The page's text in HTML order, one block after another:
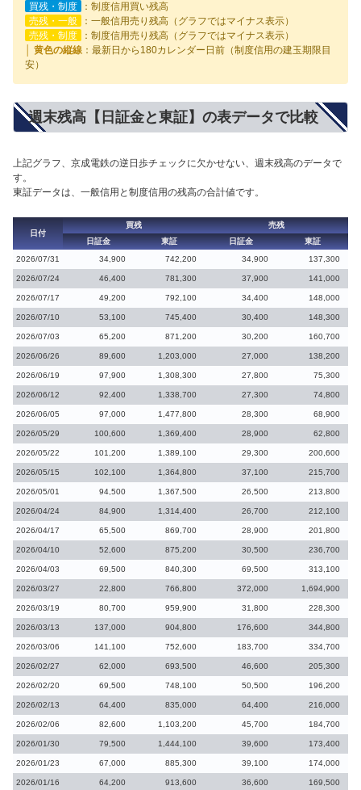
買残・制度
：制度信用買い残高
売残・一般
：一般信用売り残高（グラフではマイナス表示）
売残・制度
：制度信用売り残高（グラフではマイナス表示）
│ 黄色の縦線 ：最新日から180カレンダー日前（制度信用の建玉期限目
安）
週末残高【日証金と東証】の表データで比較
上記グラフ、京成電鉄の逆日歩チェックに欠かせない、週末残高のデータで
す。
東証データは、一般信用と制度信用の残高の合計値です。
日付
買残
売残
日証金
東証 日証金
東証
2026/07/31
34,900 742,200 34,900 137,300
2026/07/24 46,400 781,300 37,900 141,000
2026/07/17 49,200 792,100 34,400 148,000
2026/07/10 53,100 745,400 30,400 148,300
2026/07/03 65,200 871,200 30,200 160,700
2026/06/26 89,600 1,203,000 27,000 138,200
2026/06/19 97,900 1,308,300 27,800 75,300
2026/06/12 92,400 1,338,700 27,300 74,800
2026/06/05 97,000 1,477,800 28,300 68,900
2026/05/29 100,600 1,369,400 28,900 62,800
2026/05/22 101,200 1,389,100 29,300 200,600
2026/05/15 102,100 1,364,800 37,100 215,700
2026/05/01 94,500 1,367,500 26,500 213,800
2026/04/24 84,900 1,314,400 26,700 212,100
2026/04/17 65,500 869,700 28,900 201,800
2026/04/10 52,600 875,200 30,500 236,700
2026/04/03 69,500 840,300 69,500 313,100
2026/03/27 22,800 766,800 372,000 1,694,900
2026/03/19 80,700 959,900 31,800 228,300
2026/03/13 137,000 904,800 176,600 344,800
2026/03/06 141,100 752,600 183,700 334,700
2026/02/27 62,000 693,500 46,600 205,300
2026/02/20 69,500 748,100 50,500 196,200
2026/02/13 64,400 835,000 64,400 216,000
2026/02/06 82,600 1,103,200 45,700 184,700
2026/01/30 79,500 1,444,100 39,600 173,400
2026/01/23 67,000 885,300 39,100 174,000
2026/01/16 64,200 913,600 36,600 169,500